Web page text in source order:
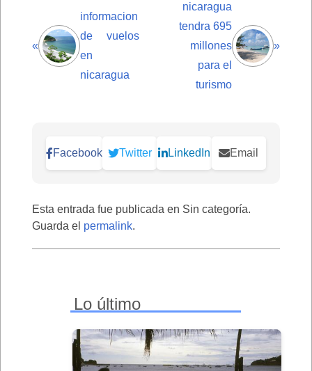
«
informacion
de vuelos
en
nicaragua
nicaragua
tendra 695
millones
para el
turismo
»
Facebook Twitter LinkedIn Email
Esta entrada fue publicada en Sin categoría.
Guarda el permalink.
Lo último